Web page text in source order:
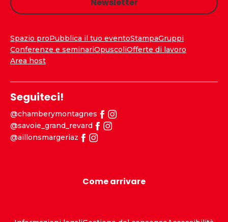
Spazio proPubblica il tuo eventoStampaGruppi
Conferenze e seminariOpuscoliOfferte di lavoro
Area host
Seguiteci!
@chamberymontagnes
@savoie_grand_revard
@aillonsmargeriaz
Come arrivare